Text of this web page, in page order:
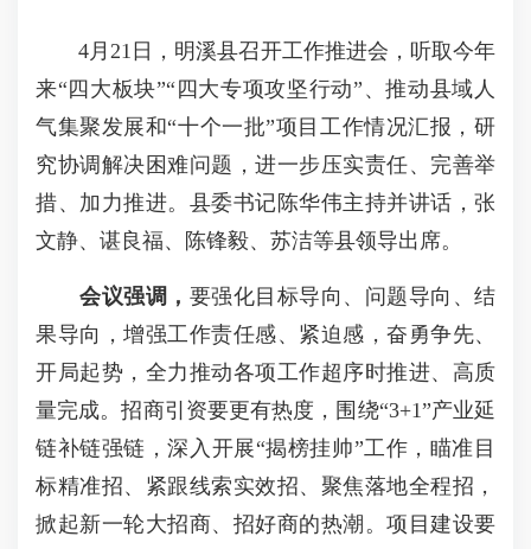
4月21日，明溪县召开工作推进会，听取今年
来“四大板块”“四大专项攻坚行动”、推动县域人
气集聚发展和“十个一批”项目工作情况汇报，研
究协调解决困难问题，进一步压实责任、完善举
措、加力推进。县委书记陈华伟主持并讲话，张
文静、谌良福、陈锋毅、苏洁等县领导出席。
会议强调， 要强化目标导向、问题导向、结
果导向，增强工作责任感、紧迫感，奋勇争先、
开局起势，全力推动各项工作超序时推进、高质
量完成。招商引资要更有热度，围绕“3+1”产业延
链补链强链，深入开展“揭榜挂帅”工作，瞄准目
标精准招、紧跟线索实效招、聚焦落地全程招，
掀起新一轮大招商、招好商的热潮。项目建设要